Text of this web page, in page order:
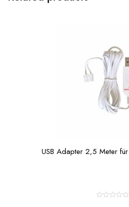
USB Adapter 2,5 Meter